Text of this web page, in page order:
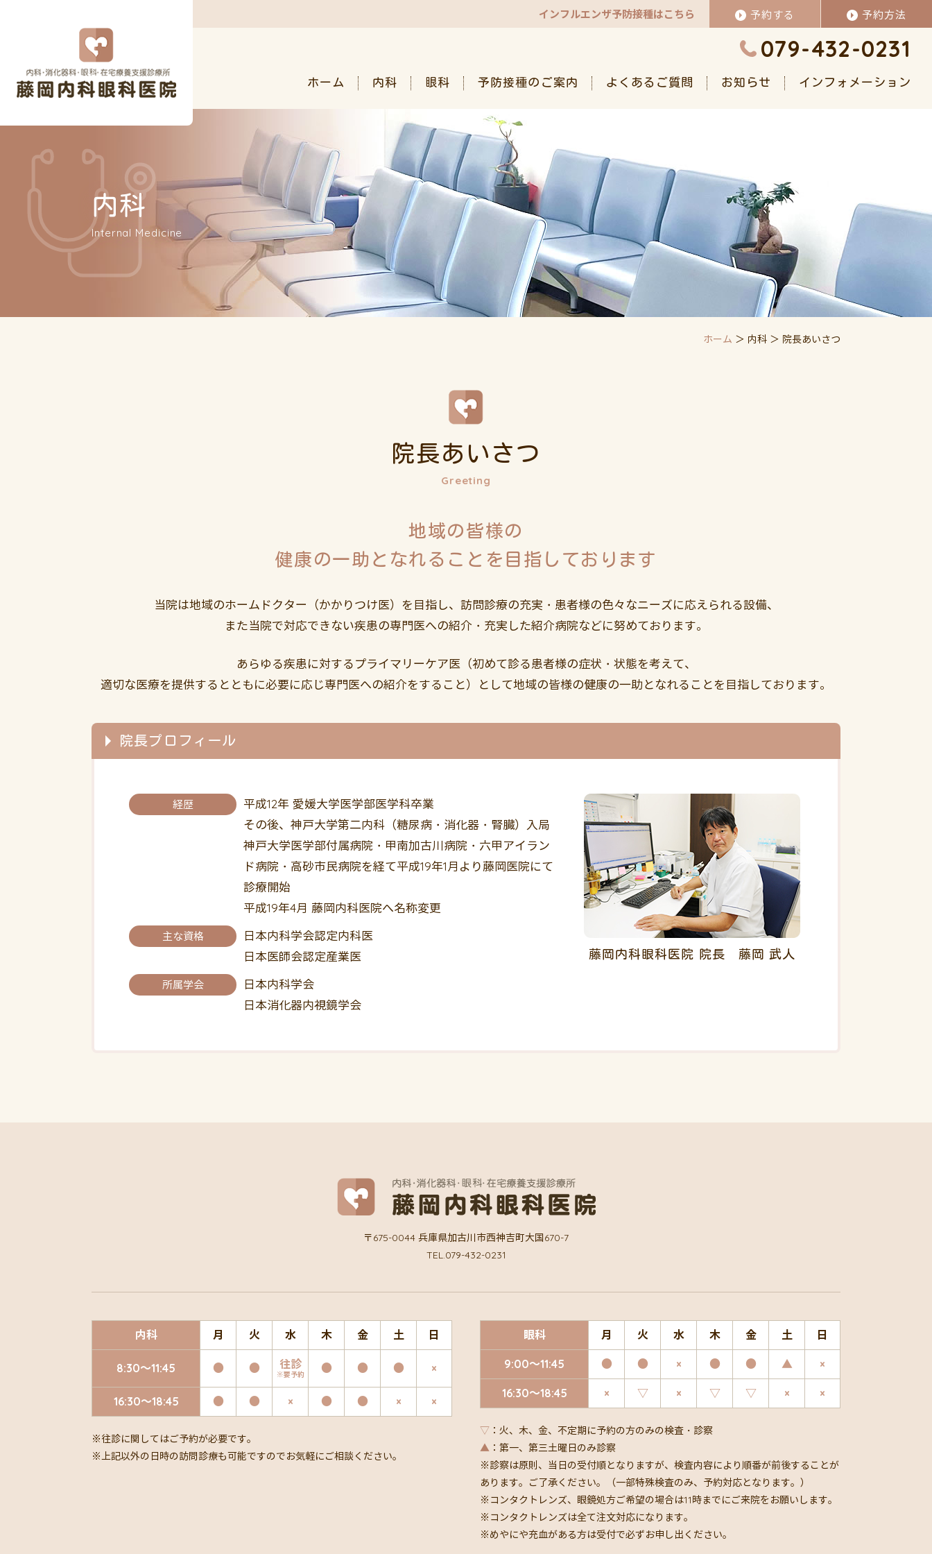
インフルエンザ予防接種はこちら 予約する 予約方法
ホーム 内科 眼科 予防接種のご案内 よくあるご質問 お知らせ インフォメーション
079-432-0231
内科
Internal Medicine
ホーム ＞ 内科 ＞ 院長あいさつ
院長あいさつ
Greeting
地域の皆様の
健康の一助となれることを目指しております
当院は地域のホームドクター（かかりつけ医）を目指し、訪問診療の充実・患者様の色々なニーズに応えられる設備、
また当院で対応できない疾患の専門医への紹介・充実した紹介病院などに努めております。
あらゆる疾患に対するプライマリーケア医（初めて診る患者様の症状・状態を考えて、
適切な医療を提供するとともに必要に応じ専門医への紹介をすること）として地域の皆様の健康の一助となれることを目指しております。
院長プロフィール
経歴
平成12年 愛媛大学医学部医学科卒業
その後、神戸大学第二内科（糖尿病・消化器・腎臓）入局
神戸大学医学部付属病院・甲南加古川病院・六甲アイラン
ド病院・高砂市民病院を経て平成19年1月より藤岡医院にて
診療開始
平成19年4月 藤岡内科医院へ名称変更
主な資格
日本内科学会認定内科医
日本医師会認定産業医
所属学会
日本内科学会
日本消化器内視鏡学会
藤岡内科眼科医院 院長 藤岡 武人
〒675-0044 兵庫県加古川市西神吉町大国670-7
TEL.079-432-0231
内科 月 火 水 木 金 土 日
8:30～11:45 ● ● 往診
※要予約 ● ● ● ×
16:30～18:45 ● ● × ● ● × ×
※往診に関してはご予約が必要です。
※上記以外の日時の訪問診療も可能ですのでお気軽にご相談ください。
眼科 月 火 水 木 金 土 日
9:00～11:45 ● ● × ● ● ▲ ×
16:30～18:45 × ▽ × ▽ ▽ × ×
▽ ：火、木、金、不定期に予約の方のみの検査・診察
▲ ：第一、第三土曜日のみ診察
※診察は原則、当日の受付順となりますが、検査内容により順番が前後することが
あります。ご了承ください。（一部特殊検査のみ、予約対応となります。）
※コンタクトレンズ、眼鏡処方ご希望の場合は11時までにご来院をお願いします。
※コンタクトレンズは全て注文対応になります。
※めやにや充血がある方は受付で必ずお申し出ください。